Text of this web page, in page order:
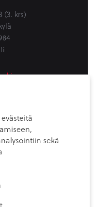
(3. krs)
Tripla)
sekä